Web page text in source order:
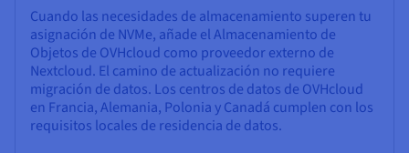
Cuando las necesidades de almacenamiento superen tu
asignación de NVMe, añade el Almacenamiento de
Objetos de OVHcloud como proveedor externo de
Nextcloud. El camino de actualización no requiere
migración de datos. Los centros de datos de OVHcloud
en Francia, Alemania, Polonia y Canadá cumplen con los
requisitos locales de residencia de datos.